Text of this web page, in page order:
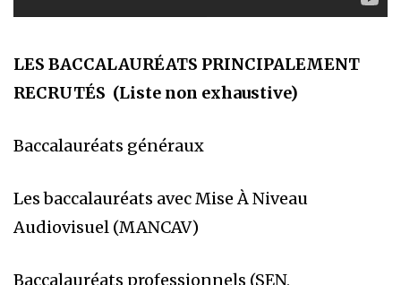
LES BACCALAURÉATS PRINCIPALEMENT
RECRUTÉS (Liste non exhaustive)
Baccalauréats généraux
Les baccalauréats avec Mise À Niveau
Audiovisuel (MANCAV)
Baccalauréats professionnels (SEN,